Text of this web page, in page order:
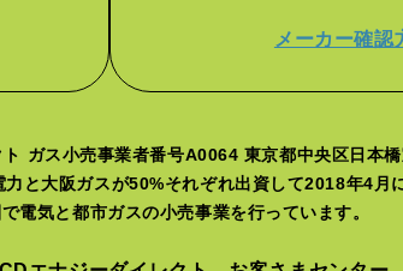
メーカー確認
ト ガス小売事業者番号A0064 東京都中央区日本
力と大阪ガスが50%それぞれ出資して2018年4月
電気と都市ガスの小売事業を行っています。